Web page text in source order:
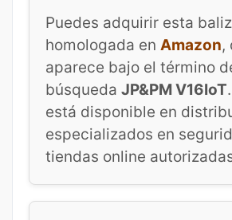
Puedes adquirir esta
homologada en Amazon,
aparece bajo el término
búsqueda JP&PM V16IoT
está disponible en
especializados en
tiendas online